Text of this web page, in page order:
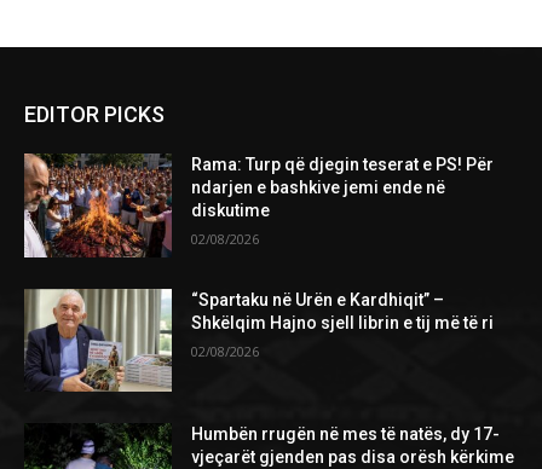
EDITOR PICKS
Rama: Turp që djegin teserat e PS! Për
ndarjen e bashkive jemi ende në
diskutime
02/08/2026
“Spartaku në Urën e Kardhiqit” –
Shkëlqim Hajno sjell librin e tij më të ri
02/08/2026
Humbën rrugën në mes të natës, dy 17-
vjeçarët gjenden pas disa orësh kërkime